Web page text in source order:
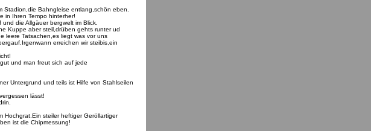
Stadion,die Bahngleise entlang,schön eben.
in Ihren Tempo hinterher!
die Allgäuer bergwelt im Blick.
Kuppe aber steil,drüben gehts runter ud
leere Tatsachen,es liegt was vor uns
erreichen wir steibis,ein
und man freut sich auf jede
Untergrund und teils ist Hilfe von Stahlseilen
lässt!
Hochgrat.Ein steiler heftiger Geröllartiger
ist die Chipmessung!